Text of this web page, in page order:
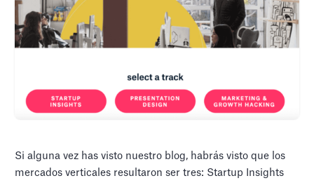
Si alguna vez has visto nuestro blog, habrás visto que los
mercados verticales resultaron ser tres: Startup Insights